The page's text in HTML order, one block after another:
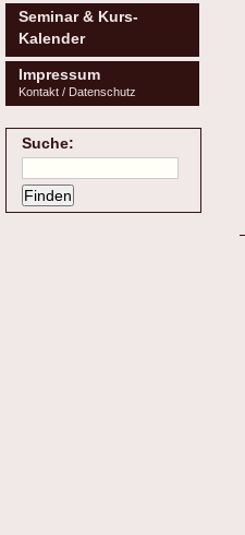
Seminar & Kurs-
Kalender
Impressum
Kontakt / Datenschutz
Suche: